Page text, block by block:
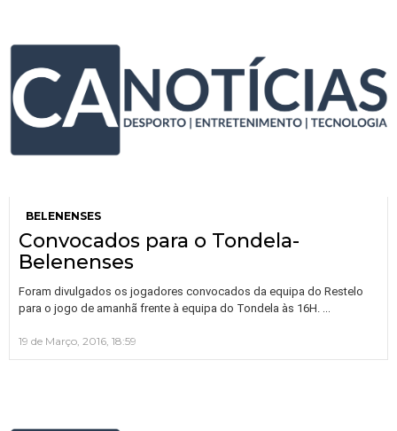
BELENENSES
Convocados para o Tondela-
Belenenses
Foram divulgados os jogadores convocados da equipa do Restelo
para o jogo de amanhã frente à equipa do Tondela às 16H. …
19 de Março, 2016, 18:59